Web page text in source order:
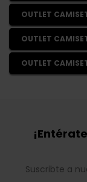
OUTLET
OUTLET
OUTLET
Suscribte a